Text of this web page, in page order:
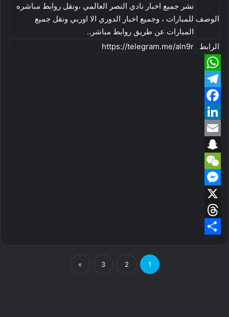
r
s
الوصف
نشر جميع اخبار نادي النصر العالمي ،ونقل روابط مباشره
للمبارات ، وجميع اخبار الدوري الا اوربي ونقل جميع
المبارات عن طريق روابط مباشر..
الرابط
https://telegram.me/aln9r
W
h
a
t
s
A
p
p
T
e
e
g
r
m
F
a
c
e
b
o
o
k
L
n
k
e
d
E
m
a
S
n
p
c
W
e
C
h
M
e
s
X
T
1
2
3
»